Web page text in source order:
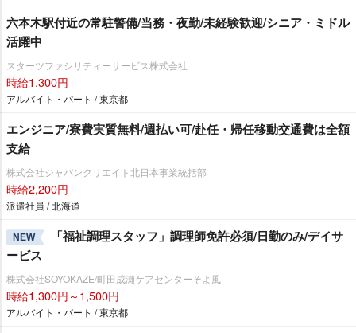
六本木駅付近の常駐警備/当務・夜勤/未経験歓迎/シニア・ミドル
活躍中
スターツファシリティーサービス株式会社
時給1,300円
アルバイト・パート / 東京都
エンジニア/寮費実質無料/週払い可/赴任・帰任移動交通費は全額
支給
株式会社ジャパンクリエイト北日本事業統括部
時給2,200円
派遣社員 / 北海道
NEW
「福祉調理スタッフ」調理師免許必須/日勤のみ/デイサ
ービス
株式会社SOYOKAZE/町田成瀬ケアセンターそよ風
時給1,300円～1,500円
アルバイト・パート / 東京都